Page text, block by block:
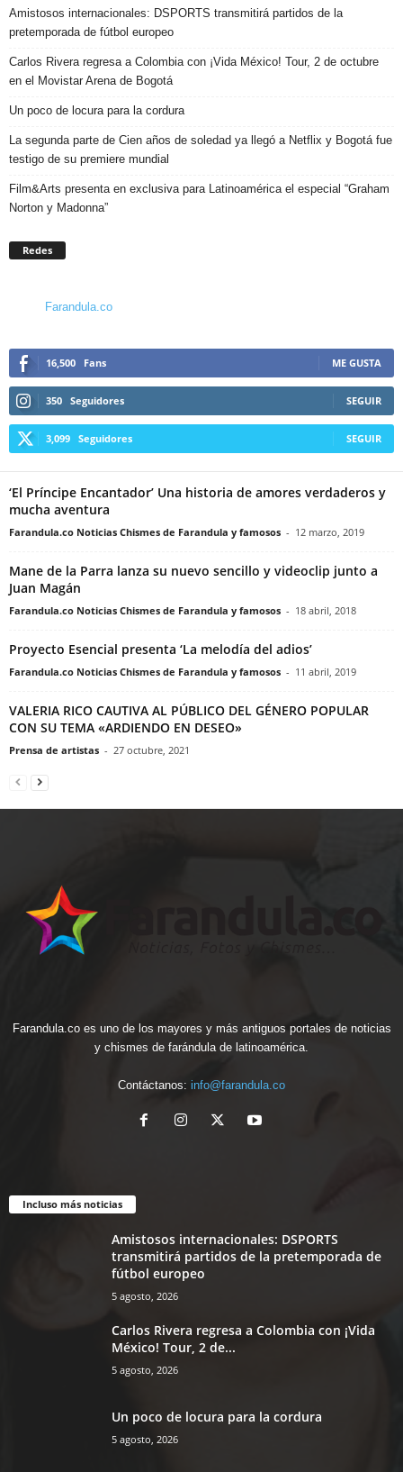
Amistosos internacionales: DSPORTS transmitirá partidos de la
pretemporada de fútbol europeo
Carlos Rivera regresa a Colombia con ¡Vida México! Tour, 2 de octubre
en el Movistar Arena de Bogotá
Un poco de locura para la cordura
La segunda parte de Cien años de soledad ya llegó a Netflix y Bogotá fue
testigo de su premiere mundial
Film&Arts presenta en exclusiva para Latinoamérica el especial “Graham
Norton y Madonna”
Redes
Farandula.co
16,500 Fans ME GUSTA
350 Seguidores SEGUIR
3,099 Seguidores SEGUIR
‘El Príncipe Encantador’ Una historia de amores verdaderos y
mucha aventura
Farandula.co Noticias Chismes de Farandula y famosos - 12 marzo, 2019
Mane de la Parra lanza su nuevo sencillo y videoclip junto a
Juan Magán
Farandula.co Noticias Chismes de Farandula y famosos - 18 abril, 2018
Proyecto Esencial presenta ‘La melodía del adios’
Farandula.co Noticias Chismes de Farandula y famosos - 11 abril, 2019
VALERIA RICO CAUTIVA AL PÚBLICO DEL GÉNERO POPULAR
CON SU TEMA «ARDIENDO EN DESEO»
Prensa de artistas - 27 octubre, 2021
Farandula.co es uno de los mayores y más antiguos portales de noticias
y chismes de farándula de latinoamérica.
Contáctanos: info@farandula.co
Incluso más noticias
Amistosos internacionales: DSPORTS
transmitirá partidos de la pretemporada de
fútbol europeo
5 agosto, 2026
Carlos Rivera regresa a Colombia con ¡Vida
México! Tour, 2 de...
5 agosto, 2026
Un poco de locura para la cordura
5 agosto, 2026